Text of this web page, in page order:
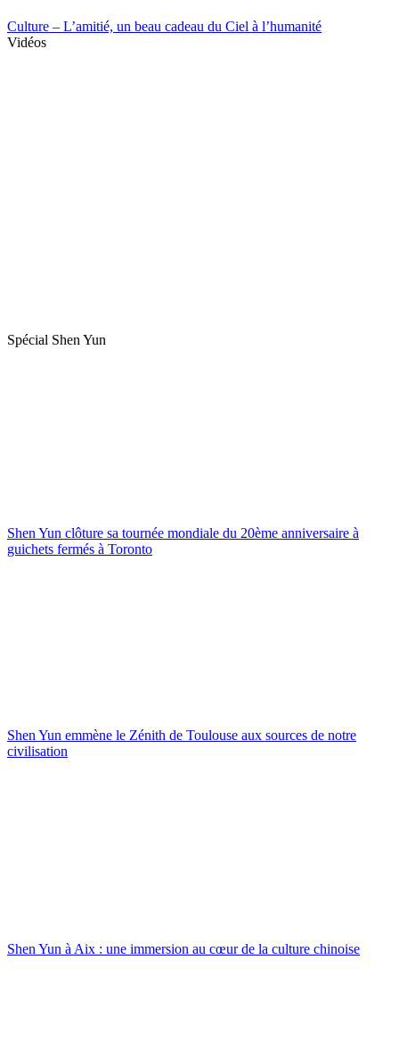
Culture – L’amitié, un beau cadeau du Ciel à l’humanité
Vidéos
Spécial Shen Yun
Shen Yun clôture sa tournée mondiale du 20ème anniversaire à
guichets fermés à Toronto
Shen Yun emmène le Zénith de Toulouse aux sources de notre
civilisation
Shen Yun à Aix : une immersion au cœur de la culture chinoise